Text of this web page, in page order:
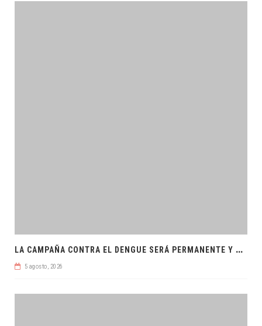
L
A CAMPAÑA CONTRA EL DENGUE SERÁ PERMANENTE Y ORDENADA
5 agosto, 2026